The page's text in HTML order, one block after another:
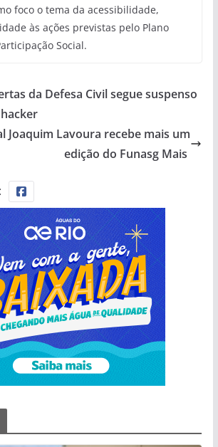
foco o tema da acessibilidade,
às ações previstas pelo Plano
Social.
da Defesa Civil segue suspenso
Joaquim Lavoura recebe mais um
edição do Funasg Mais